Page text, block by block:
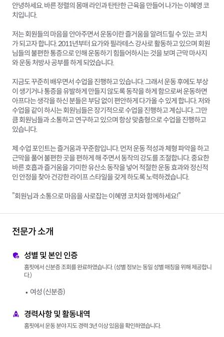
안녕하세요. 바른 정렬의 몸매 라인과 탄탄한 근육을 만들어 나가는 이혜영 코
치입니다.
저는 회원들의 마음을 안아주면서 운동이란 즐거움을 알려드릴 수 있는 코치
가 되고자 합니다. 2011년부터 요가와 필라테스 강사로 활동하고 있으며 회원
님들의 불편한 통증으로 인해 운동하기 힘들어하시는 것을 보며 근막 마사지
와 운동 처방사 공부를 하게 되었습니다.
지금도 꾸준히 배우면서 수업을 진행하고 있습니다. 그래서 운동 후에도 부상
이 생기거나 통증을 유발하게 만들지 않도록 동작을 하게 함으로써 운동하면
아프다는 생각을 하신 분들은 부담 없이 편안하게 다가올 수 있게 합니다. 저와
수업을 같이 하시는 회원님들은 장기적으로 수업을 진행하고 계십니다. 그만
큼 회원님들과 소통하고 연구하고 있으며 항상 맞춤형으로 수업을 진행하고
있습니다.
제 수업 포인트는 즐거움과 꾸준함입니다. 먼저 운동 적성과 체형 파악을 하고
근막을 풀어 불편한 곳을 편하게 해 주면서 동작의 강도를 조절합니다. 중요한
바른 호흡과 즐거움을 가미한 유산소 동작을 넣어 적절한 운동 효과와 정신적
인 안정을 찾아 건강한 라이프 스타일을 갖게 하도록 노력하겠습니다.
”회원님과 소통으로 마음을 사로잡는 이혜영 코치와 함께하세요!”
전문가 소개
성별 및 본인 인증
홈핏에서 신분증 조회를 완료하였습니다. (성별 정보는 동일 성별 매칭을 위해 제공합니
다.)
여성 (신분증)
경력사항 및 활동내역
홈핏에서 운동 분야 지도 경력 3년 이상 있음을 확인하였습니다.